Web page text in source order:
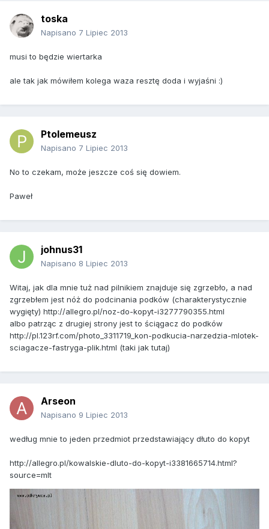
toska
Napisano 7 Lipiec 2013
musi to będzie wiertarka
ale tak jak mówiłem kolega waza resztę doda i wyjaśni :)
Ptolemeusz
Napisano 7 Lipiec 2013
No to czekam, może jeszcze coś się dowiem.
Paweł
johnus31
Napisano 8 Lipiec 2013
Witaj, jak dla mnie tuż nad pilnikiem znajduje się zgrzebło, a nad
zgrzebłem jest nóż do podcinania podków (charakterystycznie
wygięty) http://allegro.pl/noz-do-kopyt-i3277790355.html
albo patrząc z drugiej strony jest to ściągacz do podków
http://pl.123rf.com/photo_3311719_kon-podkucia-narzedzia-mlotek-
sciagacze-fastryga-plik.html (taki jak tutaj)
Arseon
Napisano 9 Lipiec 2013
według mnie to jeden przedmiot przedstawiający dłuto do kopyt
http://allegro.pl/kowalskie-dluto-do-kopyt-i3381665714.html?
source=mlt